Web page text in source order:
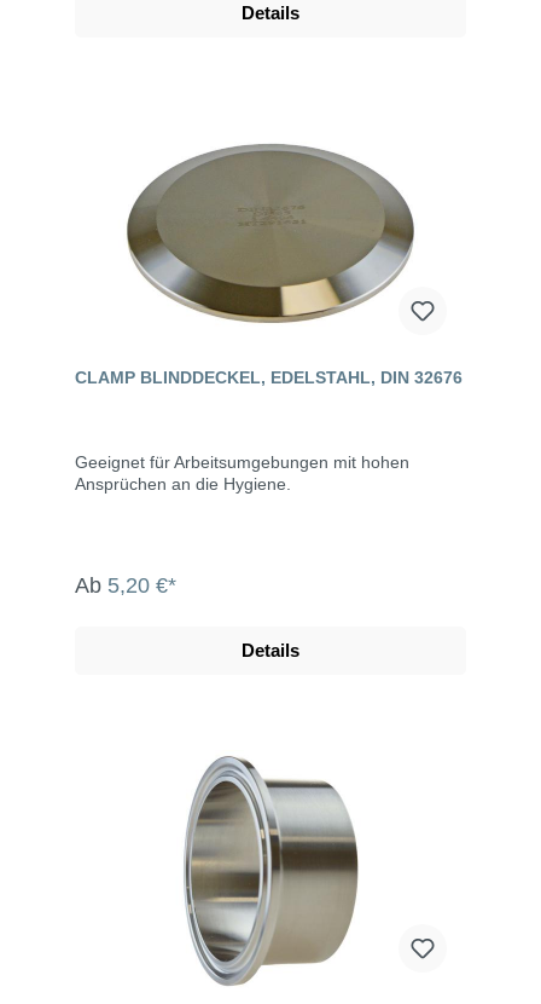
Details
CLAMP BLINDDECKEL, EDELSTAHL, DIN 32676
Geeignet für Arbeitsumgebungen mit hohen
Ansprüchen an die Hygiene.
Ab 5,20 €*
Details